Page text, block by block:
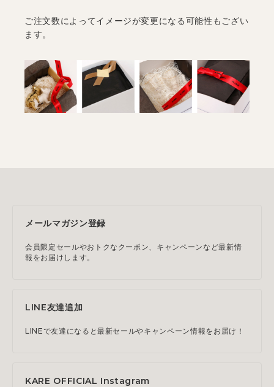
ご注文数によってイメージが変更になる可能性もござい
ます。
メールマガジン登録
会員限定セールやおトクなクーポン、キャンペーンなど最新情
報をお届けします。
LINE友達追加
LINEで友達になると最新セールやキャンペーン情報をお届け！
KARE OFFICIAL Instagram